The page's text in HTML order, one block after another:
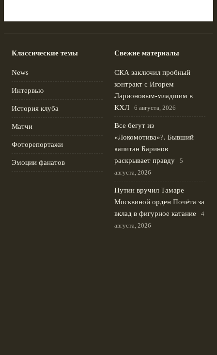
Классические темы
News
Интервью
История клуба
Матчи
Фоторепортажи
Эмоции фанатов
Свежие материалы
СКА заключил пробный
контракт с Игорем
Ларионовым‑младшим в
КХЛ
6 августа, 2026
Все бегут из
«Локомотива»?. Бывший
капитан Баринов
раскрывает правду
5
августа, 2026
Путин вручил Тамаре
Москвиной орден Почёта за
вклад в фигурное катание
4
августа, 2026